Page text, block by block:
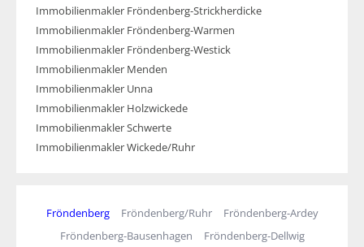
Immobilienmakler Fröndenberg-Strickherdicke
Immobilienmakler Fröndenberg-Warmen
Immobilienmakler Fröndenberg-Westick
Immobilienmakler Menden
Immobilienmakler Unna
Immobilienmakler Holzwickede
Immobilienmakler Schwerte
Immobilienmakler Wickede/Ruhr
Fröndenberg Fröndenberg/Ruhr
Fröndenberg-Ardey
Fröndenberg-Bausenhagen
Fröndenberg-Dellwig